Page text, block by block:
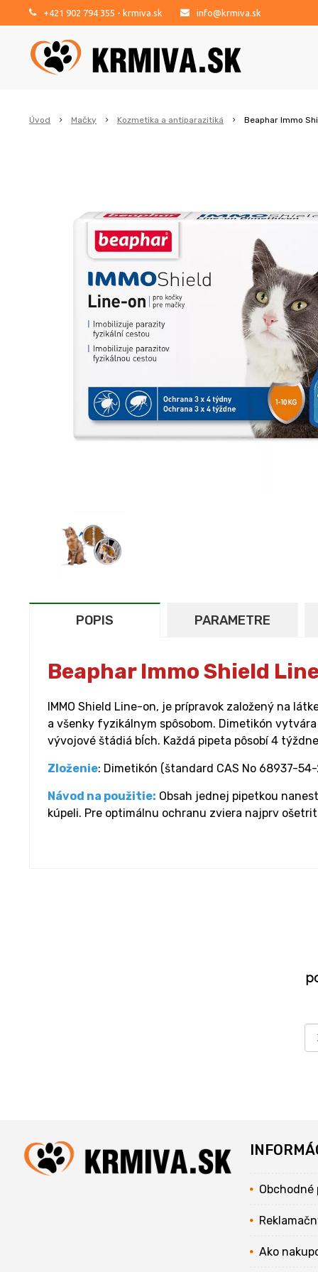
+421 902 794 355 - krmiva.sk info@krmiva.sk
Úvod Mačky Kozmetika a antiparazitiká Beaphar Immo
POPIS PARAMETRE
Beaphar Immo Shield
IMMO Shield Line-on, je prípravok založený na
a všenky fyzikálnym spôsobom. Dimetikón
vývojové štádiá bĺch. Každá pipeta pôsobí 4
Zloženie: Dimetikón (štandard CAS No 68937-
Návod na použitie: Obsah jednej pipetkou
kúpeli. Pre optimálnu ochranu zviera najprv
Obchodné
Ako